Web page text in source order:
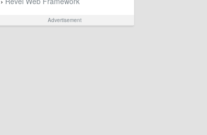
›
Advertisement